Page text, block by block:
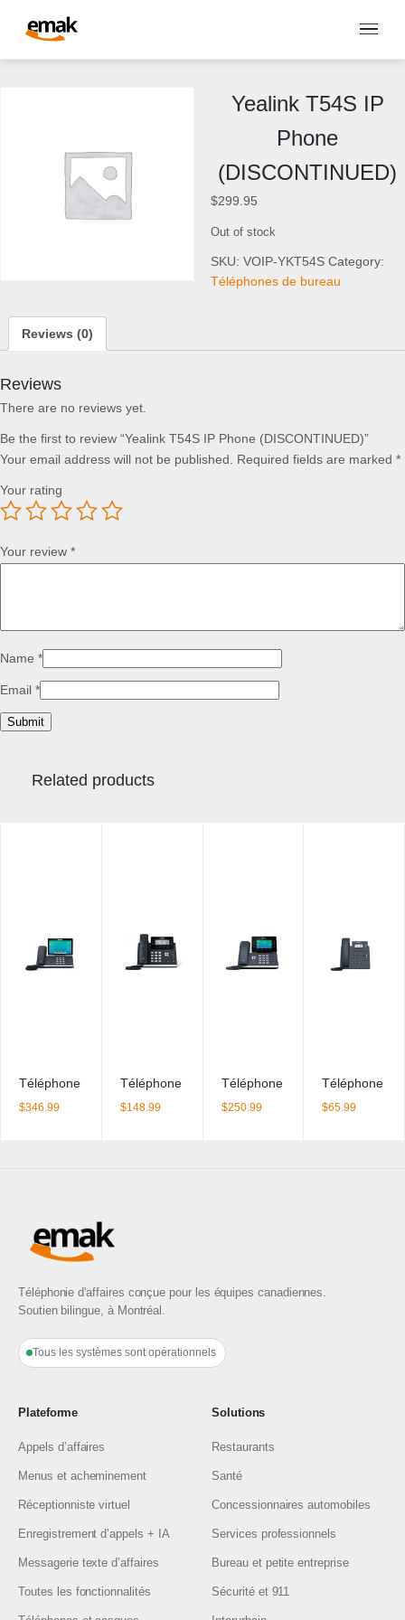
Yealink T54S IP
Phone
(DISCONTINUED)
$299.95
Out of stock
SKU: VOIP-YKT54S Category:
Téléphones de bureau
Reviews (0)
Reviews
There are no reviews yet.
Be the first to review “Yealink T54S IP Phone (DISCONTINUED)”
Your email address will not be published.
Required fields are marked *
Your rating
Your review *
Name *
Email *
Related products
Téléphone IP Yealink T57W
$346.99
Téléphone IP Yealink T43U
$148.99
Téléphone IP Yealink T54W
$250.99
Téléphone IP
$65.99
Téléphonie d'affaires conçue pour les équipes canadiennes.
Soutien bilingue, à Montréal.
Tous les systèmes sont opérationnels
Plateforme
Appels d’affaires
Menus et acheminement
Réceptionniste virtuel
Enregistrement d’appels + IA
Messagerie texte d’affaires
Toutes les fonctionnalités
Solutions
Restaurants
Santé
Concessionnaires automobiles
Services professionnels
Bureau et petite entreprise
Sécurité et 911